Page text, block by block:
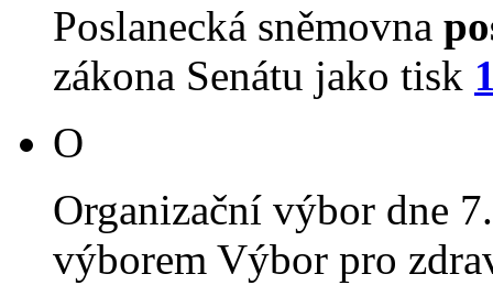
Poslanecká sněmovna
zákona Senátu jako tisk
O
Organizační výbor dne
výborem Výbor pro